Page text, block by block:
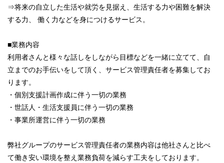
⇒将来の自立した生活や就労を見据え、生活する力や困難を解決
する力、 働く力などを身につけるサービス。
■業務内容
利用者さんと様々な話しをしながら目標などを一緒に立てて、自
立までのお手伝いをして頂く、サービス管理責任者を募集してお
ります。
・個別支援計画作成に伴う一切の業務
・世話人・生活支援員に伴う一切の業務
・事業所運営に伴う一切の業務
弊社グループのサービス管理責任者の業務内容は他社さんと比べ
て働き安い環境を整え業務負荷を減らす工夫をしております。